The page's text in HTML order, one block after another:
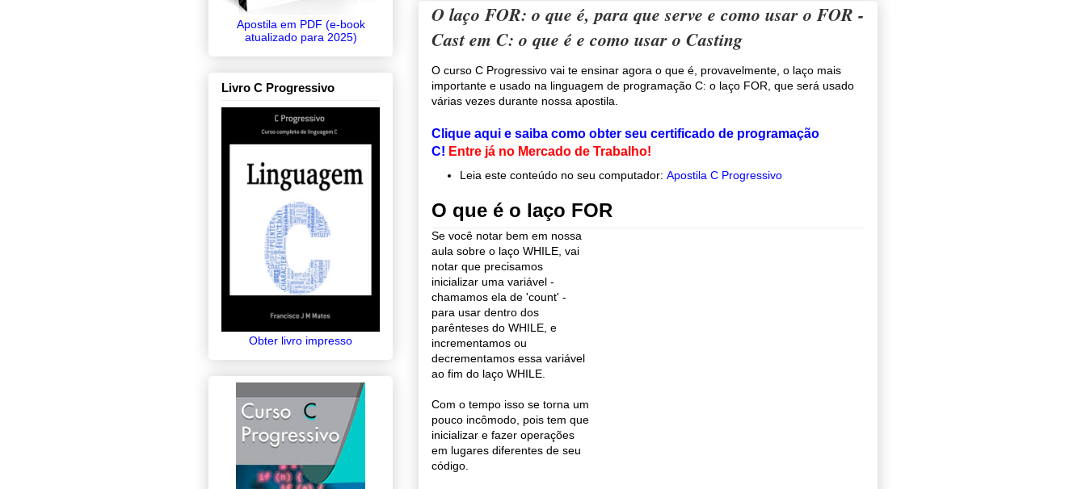
O laço FOR: o que é, para que serve e como usar o FOR -
Cast em C: o que é e como usar o Casting
O curso C Progressivo vai te ensinar agora o que é, provavelmente, o laço mais
importante e usado na linguagem de programação C: o laço FOR, que será usado
várias vezes durante nossa apostila.
Clique aqui e saiba como obter seu certificado de programação
C! Entre já no Mercado de Trabalho!
Leia este conteúdo no seu computador: Apostila C Progressivo
O que é o laço FOR
Se você notar bem em nossa
aula sobre o laço WHILE, vai
notar que precisamos
inicializar uma variável -
chamamos ela de 'count' -
para usar dentro dos
parênteses do WHILE, e
incrementamos ou
decrementamos essa variável
ao fim do laço WHILE.
Com o tempo isso se torna um
pouco incômodo, pois tem que
inicializar e fazer operações
em lugares diferentes de seu
código.
Apostila em PDF (e-book
atualizado para 2025)
Livro C Progressivo
Obter livro impresso